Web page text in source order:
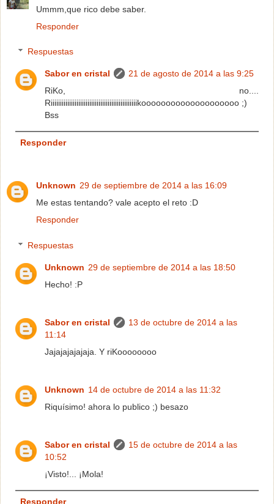
Ummm,que rico debe saber.
Responder
Respuestas
Sabor en cristal
21 de agosto de 2014 a las 9:25
RiKo, no....
Riiiiiiiiiiiiiiiiiiiiiiiiiiiiiiiiiiiiiiiiiiiiiiikoooooooooooooooooooo ;)
Bss
Responder
Unknown 29 de septiembre de 2014 a las 16:09
Me estas tentando? vale acepto el reto :D
Responder
Respuestas
Unknown 29 de septiembre de 2014 a las 18:50
Hecho! :P
Sabor en cristal
13 de octubre de 2014 a las
11:14
Jajajajajajaja. Y riKoooooooo
Unknown 14 de octubre de 2014 a las 11:32
Riquísimo! ahora lo publico ;) besazo
Sabor en cristal
15 de octubre de 2014 a las
10:52
¡Visto!... ¡Mola!
Responder